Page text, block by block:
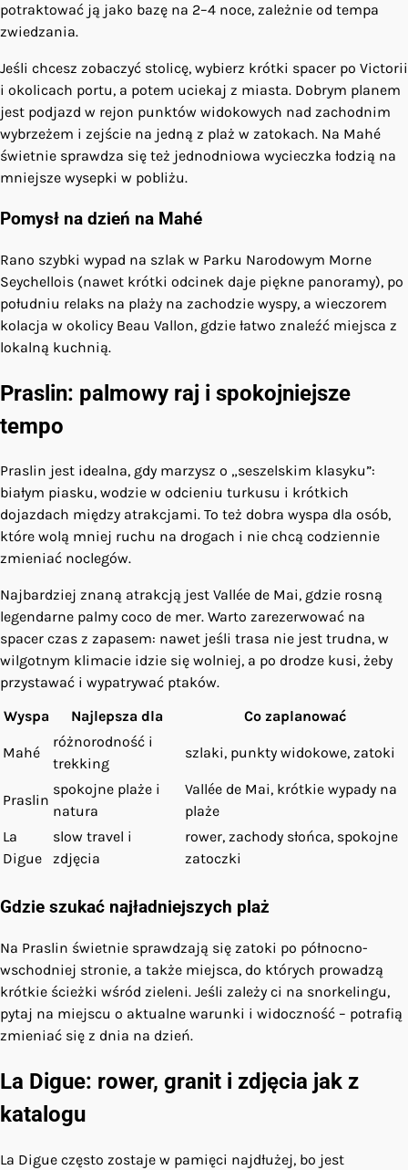
potraktować ją jako bazę na 2–4 noce, zależnie od tempa
zwiedzania.
Jeśli chcesz zobaczyć stolicę, wybierz krótki spacer po Victorii
i okolicach portu, a potem uciekaj z miasta. Dobrym planem
jest podjazd w rejon punktów widokowych nad zachodnim
wybrzeżem i zejście na jedną z plaż w zatokach. Na Mahé
świetnie sprawdza się też jednodniowa wycieczka łodzią na
mniejsze wysepki w pobliżu.
Pomysł na dzień na Mahé
Rano szybki wypad na szlak w Parku Narodowym Morne
Seychellois (nawet krótki odcinek daje piękne panoramy), po
południu relaks na plaży na zachodzie wyspy, a wieczorem
kolacja w okolicy Beau Vallon, gdzie łatwo znaleźć miejsca z
lokalną kuchnią.
Praslin: palmowy raj i spokojniejsze
tempo
Praslin jest idealna, gdy marzysz o „seszelskim klasyku”:
białym piasku, wodzie w odcieniu turkusu i krótkich
dojazdach między atrakcjami. To też dobra wyspa dla osób,
które wolą mniej ruchu na drogach i nie chcą codziennie
zmieniać noclegów.
Najbardziej znaną atrakcją jest Vallée de Mai, gdzie rosną
legendarne palmy coco de mer. Warto zarezerwować na
spacer czas z zapasem: nawet jeśli trasa nie jest trudna, w
wilgotnym klimacie idzie się wolniej, a po drodze kusi, żeby
przystawać i wypatrywać ptaków.
Wyspa
Najlepsza dla Co zaplanować
Mahé
różnorodność i
trekking
szlaki, punkty widokowe, zatoki
Praslin
spokojne plaże i
natura
Vallée de Mai, krótkie wypady na
plaże
La
Digue
slow travel i
zdjęcia
rower, zachody słońca, spokojne
zatoczki
Gdzie szukać najładniejszych plaż
Na Praslin świetnie sprawdzają się zatoki po północno-
wschodniej stronie, a także miejsca, do których prowadzą
krótkie ścieżki wśród zieleni. Jeśli zależy ci na snorkelingu,
pytaj na miejscu o aktualne warunki i widoczność – potrafią
zmieniać się z dnia na dzień.
La Digue: rower, granit i zdjęcia jak z
katalogu
La Digue często zostaje w pamięci najdłużej, bo jest